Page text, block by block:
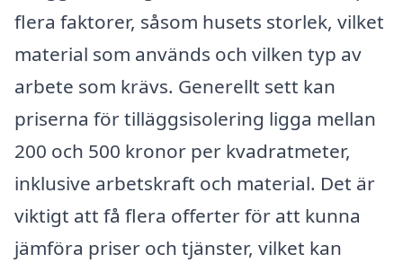
flera faktorer, såsom husets storlek, vilket
material som används och vilken typ av
arbete som krävs. Generellt sett kan
priserna för tilläggsisolering ligga mellan
200 och 500 kronor per kvadratmeter,
inklusive arbetskraft och material. Det är
viktigt att få flera offerter för att kunna
jämföra priser och tjänster, vilket kan